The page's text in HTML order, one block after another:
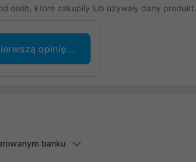
osób, które zakupiły lub używały dany produkt.
opinię...
banku